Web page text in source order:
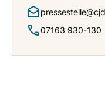
07163 930-130